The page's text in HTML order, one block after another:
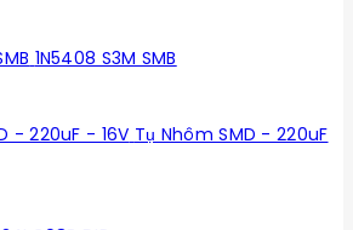
1N5408 S3M SMB
Tụ Nhôm SMD - 220uF